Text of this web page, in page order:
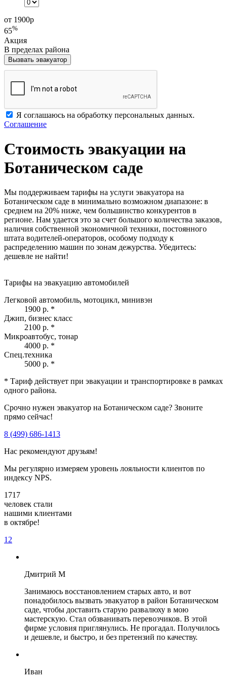
от 1900р
65%
Акция
В пределах района
Вызвать эвакуатор
Я соглашаюсь на обработку персональных данных.
Соглашение
Стоимость эвакуации на
Ботаническом саде
Мы поддерживаем тарифы на услуги эвакуатора на
Ботаническом саде в минимально возможном диапазоне: в
среднем на 20% ниже, чем большинство конкурентов в
регионе. Нам удается это за счет большого количества заказов,
наличия собственной экономичной техники, постоянного
штата водителей-операторов, особому подходу к
распределению машин по зонам дежурства. Убедитесь:
дешевле не найти!
Тарифы на эвакуацию автомобилей
Легковой автомобиль, мотоцикл, минивэн
1900 р. *
Джип, бизнес класс
2100 р. *
Микроавтобус, тонар
4000 р. *
Спец.техника
5000 р. *
* Тариф действует при эвакуации и транспортировке в рамках
одного района.
Срочно нужен эвакуатор на Ботаническом саде? Звоните
прямо сейчас!
8 (499) 686-1413
Нас рекомендуют друзьям!
Мы регулярно измеряем уровень лояльности клиентов по
индексу NPS.
1717
человек стали
нашими клиентами
в октябре!
12
Дмитрий М
Занимаюсь восстановлением старых авто, и вот
понадобилось вызвать эвакуатор в район Ботаническом
саде, чтобы доставить старую развалюху в мою
мастерскую. Стал обзванивать перевозчиков. В этой
фирме условия приглянулись. Не прогадал. Получилось
и дешевле, и быстро, и без претензий по качеству.
Иван